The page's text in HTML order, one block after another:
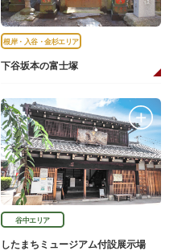
根岸・入谷・金杉エリア
下谷坂本の富士塚
谷中エリア
したまちミュージアム付設展示場